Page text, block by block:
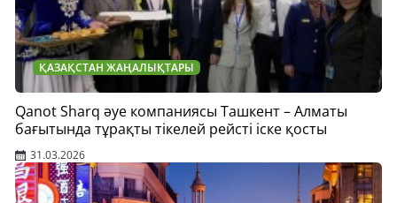
ҚАЗАҚСТАН ЖАҢАЛЫҚТАРЫ
Qanot Sharq әуе компаниясы Ташкент – Алматы
бағытында тұрақты тікелей рейсті іске қосты
31.03.2026